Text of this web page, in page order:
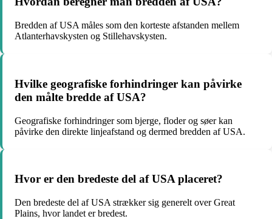
Bredden af USA måles som den korteste afstanden mellem
Atlanterhavskysten og Stillehavskysten.
Hvilke geografiske forhindringer kan påvirke
den målte bredde af USA?
Geografiske forhindringer som bjerge, floder og søer kan
påvirke den direkte linjeafstand og dermed bredden af USA.
Hvor er den bredeste del af USA placeret?
Den bredeste del af USA strækker sig generelt over Great
Plains, hvor landet er bredest.